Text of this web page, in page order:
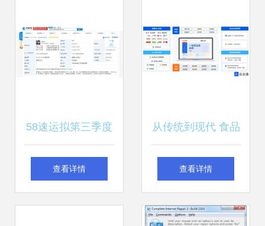
新
58速运拟第三季度
赴港IPO 技术驱动
查看详情
从传统到现代 食品
餐饮企业供应链数
查看详情